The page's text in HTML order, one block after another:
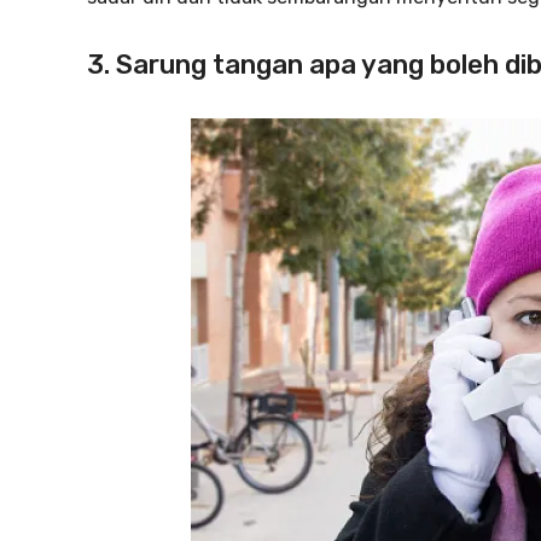
3. Sarung tangan apa yang boleh